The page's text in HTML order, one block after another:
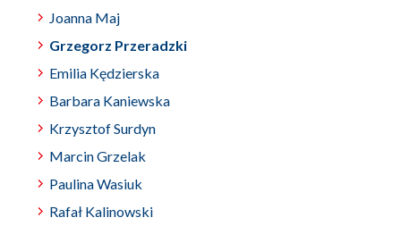
Joanna Maj
Grzegorz Przeradzki
Emilia Kędzierska
Barbara Kaniewska
Krzysztof Surdyn
Marcin Grzelak
Paulina Wasiuk
Rafał Kalinowski